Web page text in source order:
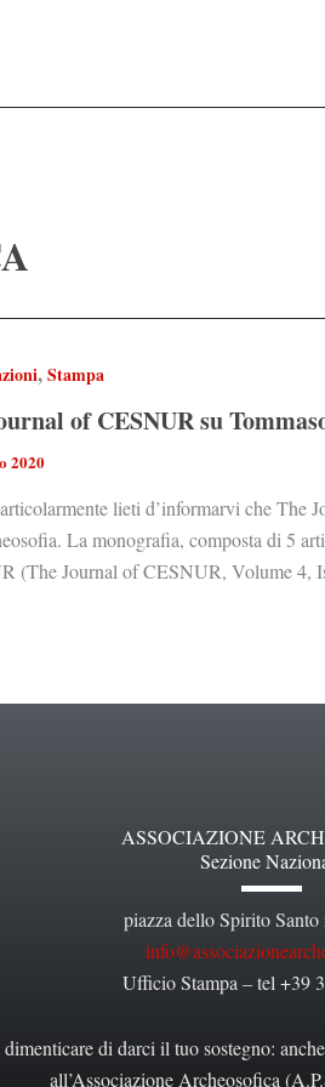
,Stampa
of CESNUR su
2020
lieti d’informarvi che The
La monografia, composta di 5
(The Journal of CESNUR, Volume 4,
ASSOCIAZIONE
Sezione
piazza dello Spirito Santo
Ufficio Stampa – tel +39
di darci il tuo sostegno:
all’Associazione Archeosofica